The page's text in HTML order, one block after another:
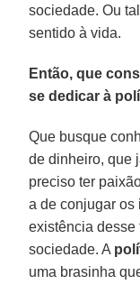
sociedade. Ou
sentido à vida.
Então, que
se dedicar à
Que busque
de dinheiro, que
preciso ter
a de conjugar
existência desse
sociedade. A
uma brasinha